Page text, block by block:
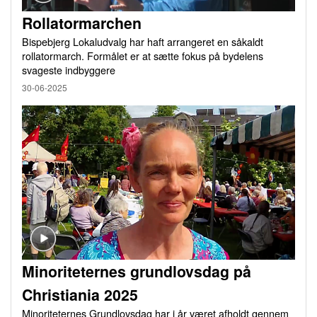
Rollatormarchen
Bispebjerg Lokaludvalg har haft arrangeret en såkaldt
rollatormarch. Formålet er at sætte fokus på bydelens
svageste indbyggere
30-06-2025
Minoriteternes grundlovsdag på
Christiania 2025
Minoriteternes Grundlovsdag har i år været afholdt gennem